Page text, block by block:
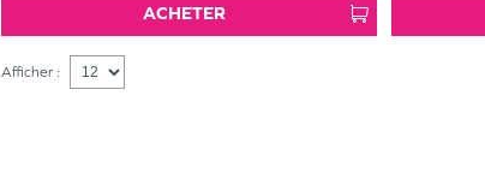
ACHETER
Afficher :